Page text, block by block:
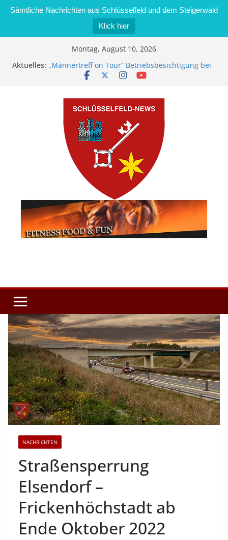
Sämtliche Nachrichten aus Schlüsselfeld und dem Steigerwald
Klick hier
Montag, August 10, 2026
Aktuelles: „Männertreff on Tour“ Betriebsbesichtigung bei
der Schreinerei Zimmermann GmbH
Brand in Sägewerk in Bernroth schnell unter
Kontrolle
Stadt Schlüsselfeld bietet Online-Anmeldung für
Kindergartenplätze an
Dieseldiebstahl im Wert von 600 Euro
NACHRICHTEN
Straßensperrung
Elsendorf –
Frickenhöchstadt ab
Ende Oktober 2022